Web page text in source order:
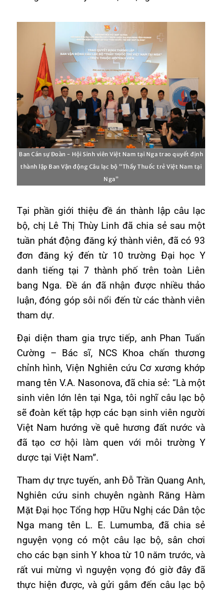
Ban Cán sự Đoàn - Hội Sinh viên Việt Nam tại Nga trao quyết định
thành lập Ban Vận động Câu lạc bộ “Thầy Thuốc trẻ Việt Nam tại
Nga”
Tại phần giới thiệu đề án thành lập câu lạc
bộ, chị Lê Thị Thùy Linh đã chia sẻ sau một
tuần phát động đăng ký thành viên, đã có 93
đơn đăng ký đến từ 10 trường Đại học Y
danh tiếng tại 7 thành phố trên toàn Liên
bang Nga. Đề án đã nhận được nhiều thảo
luận, đóng góp sôi nổi đến từ các thành viên
tham dự.
Đại diện tham gia trực tiếp, anh Phan Tuấn
Cường – Bác sĩ, NCS Khoa chấn thương
chỉnh hình, Viện Nghiên cứu Cơ xương khớp
mang tên V.A. Nasonova, đã chia sẻ: “Là một
sinh viên lớn lên tại Nga, tôi nghĩ câu lạc bộ
sẽ đoàn kết tập hợp các bạn sinh viên người
Việt Nam hướng về quê hương đất nước và
đã tạo cơ hội làm quen với môi trường Y
dược tại Việt Nam”.
Tham dự trực tuyến, anh Đỗ Trần Quang Anh,
Nghiên cứu sinh chuyên ngành Răng Hàm
Mặt Đại học Tổng hợp Hữu Nghị các Dân tộc
Nga mang tên L. E. Lumumba, đã chia sẻ
nguyện vọng có một câu lạc bộ, sân chơi
cho các bạn sinh Y khoa từ 10 năm trước, và
rất vui mừng vì nguyện vọng đó giờ đây đã
thực hiện được, và gửi gắm đến câu lạc bộ